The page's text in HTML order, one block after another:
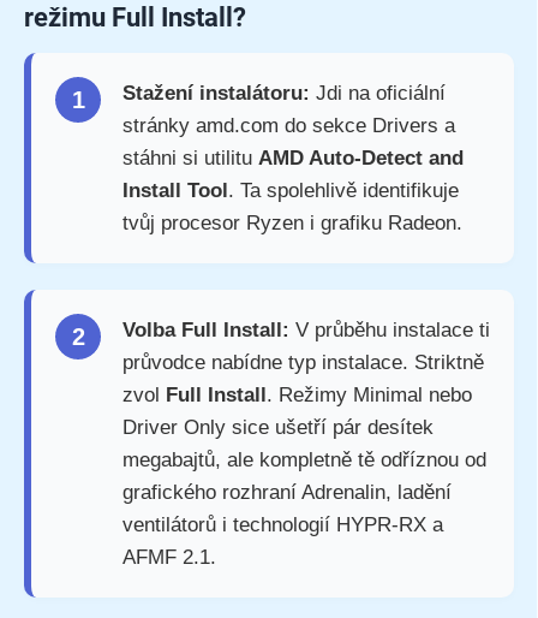
režimu Full Install?
1 Stažení instalátoru: Jdi na oficiální
stránky amd.com do sekce Drivers a
stáhni si utilitu AMD Auto-Detect and
Install Tool . Ta spolehlivě identifikuje
tvůj procesor Ryzen i grafiku Radeon.
2 Volba Full Install: V průběhu instalace ti
průvodce nabídne typ instalace. Striktně
zvol
Full Install . Režimy Minimal nebo
Driver Only sice ušetří pár desítek
megabajtů, ale kompletně tě odříznou od
grafického rozhraní Adrenalin, ladění
ventilátorů i technologií HYPR-RX a
AFMF 2.1.